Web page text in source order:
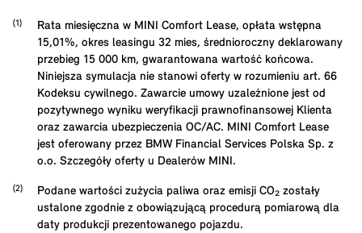
Rata miesięczna w MINI Comfort Lease, opłata wstępna
15,01%, okres leasingu 32 mies, średnioroczny deklarowany
przebieg 15 000 km, gwarantowana wartość końcowa.
Niniejsza symulacja nie stanowi oferty w rozumieniu art. 66
Kodeksu cywilnego. Zawarcie umowy uzależnione jest od
pozytywnego wyniku weryfikacji prawnofinansowej Klienta
oraz zawarcia ubezpieczenia OC/AC. MINI Comfort Lease
jest oferowany przez BMW Financial Services Polska Sp. z
o.o. Szczegóły oferty u Dealerów MINI.
Podane wartości zużycia paliwa oraz emisji CO₂ zostały
ustalone zgodnie z obowiązującą procedurą pomiarową dla
daty produkcji prezentowanego pojazdu.